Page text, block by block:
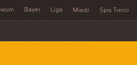
Bayer Liga Miedź Spis Treści